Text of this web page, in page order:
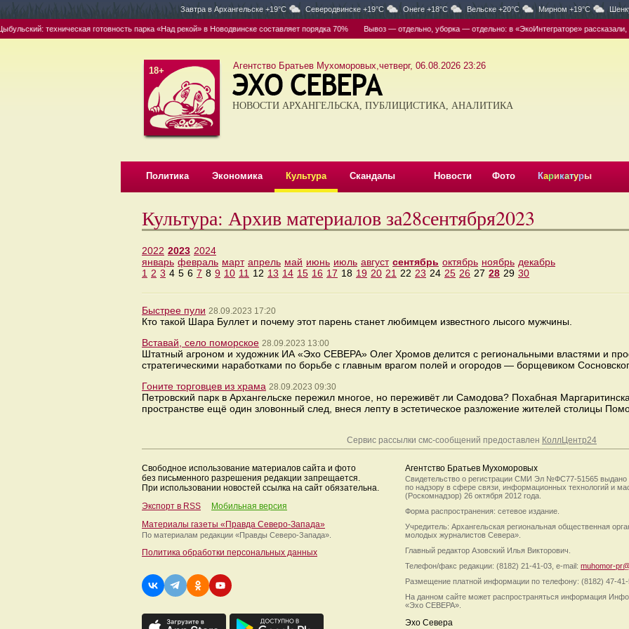
Завтра в Архангельске +19°C Северодвинске +19°C Онеге +18°C Вельске +20°C Мирном +19°C
техническая готовность парка «Над рекой» в Новодвинске составляет порядка 70% Вывоз — отдельно, уборка — отдельно: в «ЭкоИнтеграторе» рассказали,
18+ Агентство Братьев Мухоморовых,четверг, 06.08.2026 23:26
НОВОСТИ АРХАНГЕЛЬСКА, ПУБЛИЦИСТИКА, АНАЛИТИКА
Политика Экономика Культура Скандалы Новости Фото Карикатуры
Культура: Архив материалов за28сентября2023
2022 2023 2024
январь февраль март апрель май июнь июль август сентябрь октябрь ноябрь декабрь
1 2 3 4 5 6 7 8 9 10 11 12 13 14 15 16 17 18 19 20 21 22 23 24 25 26 27 28 29 30
Быстрее пули 28.09.2023 17:20
Кто такой Шара Буллет и почему этот парень станет любимцем известного лысого мужчины.
Вставай, село поморское 28.09.2023 13:00
Штатный агроном и художник ИА «Эхо СЕВЕРА» Олег Хромов делится с региональными властями и
стратегическими наработками по борьбе с главным врагом полей и огородов — борщевиком
Гоните торговцев из храма 28.09.2023 09:30
Петровский парк в Архангельске пережил многое, но переживёт ли Самодова? Похабная
пространстве ещё один зловонный след, внеся лепту в эстетическое разложение жителей столицы
Сервис рассылки смс-сообщений предоставлен КоллЦентр24
Свободное использование материалов сайта и фото
без письменного разрешения редакции запрещается.
При использовании новостей ссылка на сайт обязательна.
Экспорт в RSS
Мобильная версия
Материалы газеты «Правда Северо-Запада»
По материалам редакции «Правды Северо-Запада».
Политика обработки персональных данных
Агентство Братьев Мухоморовых
Свидетельство о регистрации СМИ Эл №ФС77-51565 выдано
по надзору в сфере связи, информационных технологий и
(Роскомнадзор) 26 октября 2012 года.
Форма распространения: сетевое издание.
Учредитель: Архангельская региональная общественная
молодых журналистов Севера».
Главный редактор Азовский Илья Викторович.
Телефон/факс редакции: (8182) 21-41-03, e-mail: muhomor-
Размещение платной информации по телефону: (8182) 47-41-
На данном сайте может распространяться информация
«Эхо СЕВЕРА».
Эхо Севера